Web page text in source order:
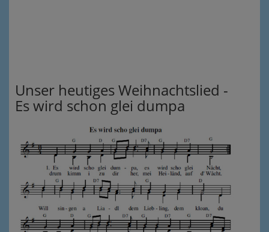
Unser heutiges Weihnachtslied -
Es wird schon glei dumpa